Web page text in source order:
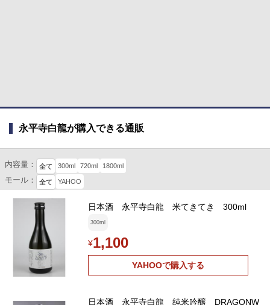
永平寺白龍が購入できる通販
内容量： 全て 300ml 720ml 1800ml
モール： 全て YAHOO
日本酒 永平寺白龍 米てきてき 300ml
300ml
¥1,100
YAHOOで購入する
日本酒 永平寺白龍 純米吟醸 DRAGONW